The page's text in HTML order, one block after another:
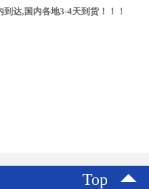
到达,国内各地3-4天到货！！！
Top